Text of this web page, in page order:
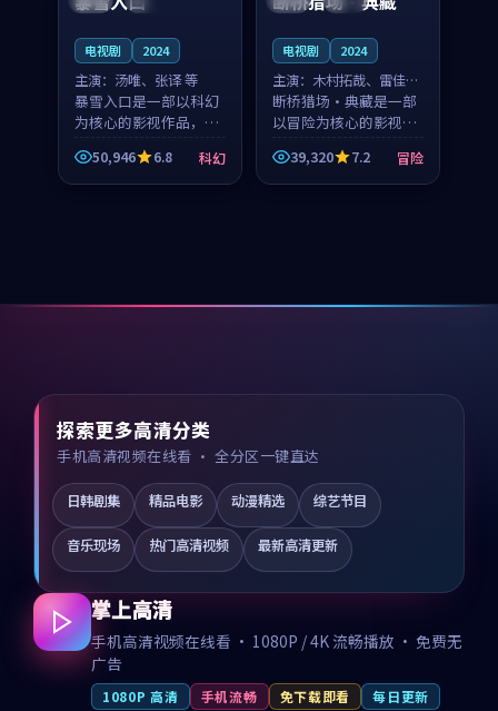
电视剧 2024
主演： 汤唯、张译 等
暴雪入口是一部以科幻
为核心的影视作品，围
绕危机、反转与人物成
长展开，整体节奏紧
凑，值得推荐观看。
50,946 6.8 科幻
电视剧 2024
主演： 木村拓哉、雷佳音
等
断桥猎场·典藏是一部
以冒险为核心的影视作
品，围绕危机、反转与
人物成长展开，整体节
奏紧凑，值得推荐观
39,320 7.2 冒险
探索更多高清分类
手机高清视频在线看 · 全分区一键直达
日韩剧集 精品电影 动漫精选 综艺节目
音乐现场 热门高清视频 最新高清更新
掌上高清
手机高清视频在线看 · 1080P / 4K 流畅播放 · 免费无
广告
1080P 高清 手机流畅 免下载即看 每日更新